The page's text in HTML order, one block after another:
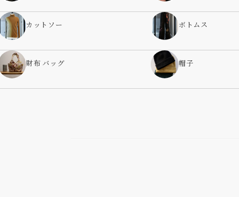
カットソー ボトムス
財布 バッグ 帽子